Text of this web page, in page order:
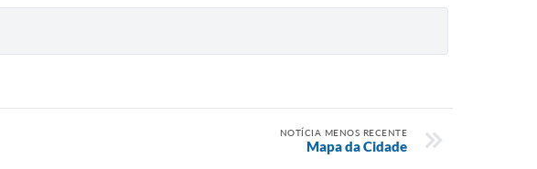
NOTÍCIA MENOS RECENTE
Mapa da Cidade